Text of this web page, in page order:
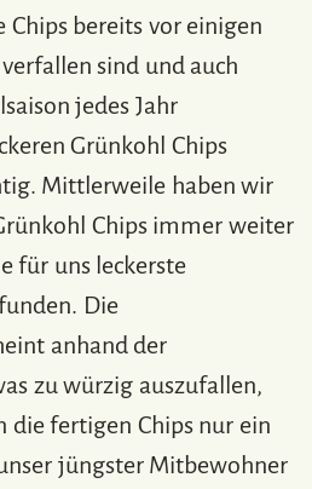
Chips bereits vor einigen
sind und auch
jedes Jahr
Grünkohl Chips
Mittlerweile haben wir
Chips immer weiter
für uns leckerste
Die
anhand der
zu würzig auszufallen,
die fertigen Chips nur ein
jüngster Mitbewohner